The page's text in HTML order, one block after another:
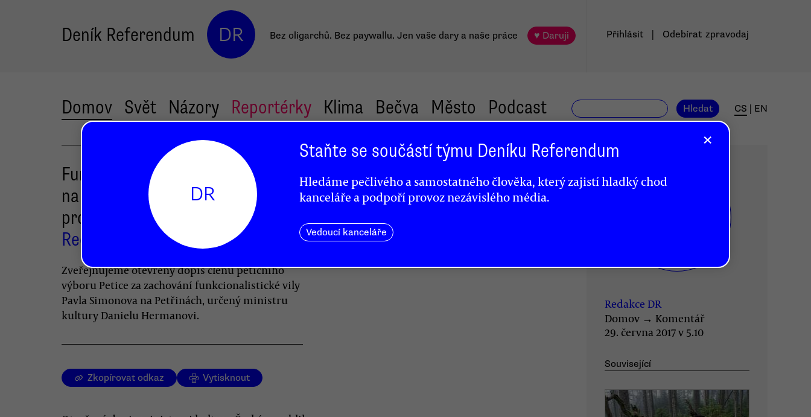
Deník Referendum DR Bez oligarchů. Bez paywallu. Jen vaše dary a naše práce ♥ Daruji Přihlásit Odebírat zpravodaj
Domov Svět Názory Reportérky Klima Bečva Město Podcast Hledat CS EN
Funkcionalistická vila
na Petřinách by měla být
prohlášena kulturní památkou
Redakce DR
Zveřejňujeme otevřený dopis členů petičního
výboru Petice za zachování funkcionalistické vily
Pavla Simonova na Petřinách, určený ministru
kultury Danielu Hermanovi.
Zkopírovat odkaz Vytisknout
Redakce DR
Domov → Komentář
29. června 2017 v 5.10
Související
×
DR
Staňte se součástí týmu Deníku Referendum
Hledáme pečlivého a samostatného člověka, který zajistí hladký chod
kanceláře a podpoří provoz nezávislého média.
Vedoucí kanceláře